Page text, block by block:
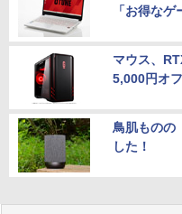
「お得なゲ
マウス、
5,000円オ
鳥肌ものの
した！